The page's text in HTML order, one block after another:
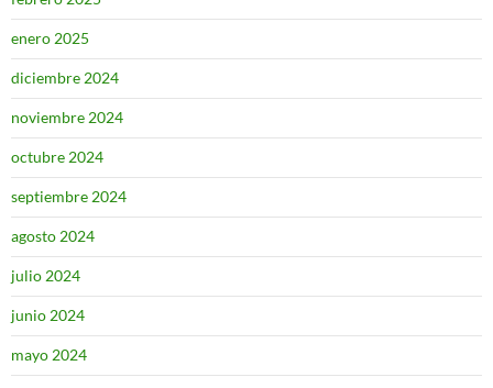
enero 2025
diciembre 2024
noviembre 2024
octubre 2024
septiembre 2024
agosto 2024
julio 2024
junio 2024
mayo 2024